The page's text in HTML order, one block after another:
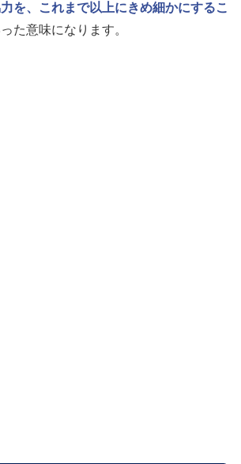
力を、これまで以上にきめ細かにするこ
た意味になります。